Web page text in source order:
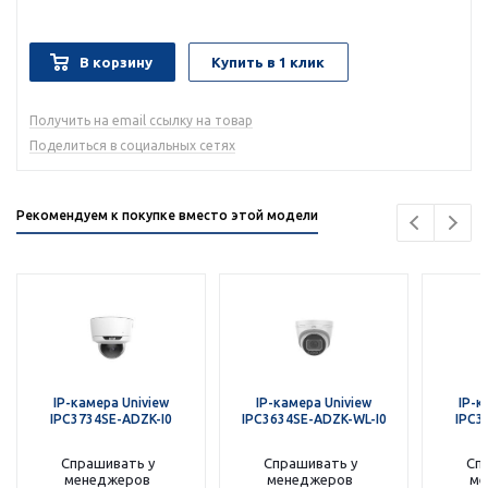
В корзину Купить в 1 клик
Получить на email ссылку на товар
Поделиться в социальных сетях
Рекомендуем к покупке вместо этой модели
IP-камера Uniview
IPC3734SE-ADZK-I0
Спрашивать у
менеджеров
IP-камера Uniview
IPC3634SE-ADZK-WL-I0
Спрашивать у
менеджеров
IP-